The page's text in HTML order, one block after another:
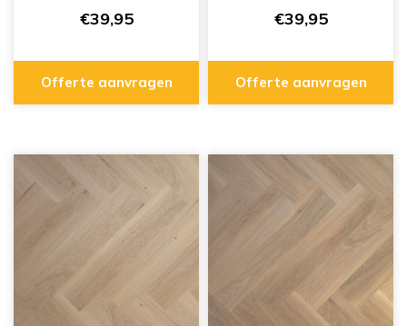
Cozy Clay
€39,95
Offerte aanvragen
Calm Drift
€39,95
Offerte aanvragen